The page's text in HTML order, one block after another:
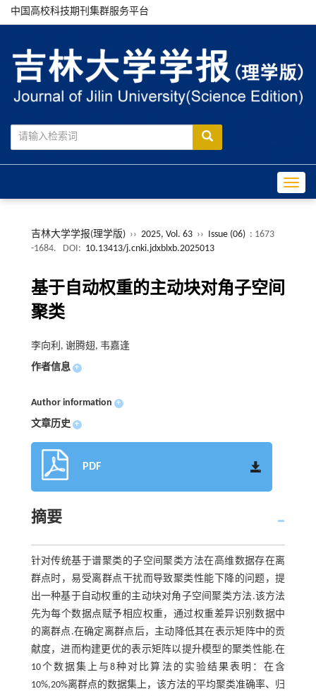
中国高校科技期刊集群服务平台
吉林大学学报(理学版) ›› 2025, Vol. 63 ›› Issue (06) : 1673
-1684.
DOI: 10.13413/j.cnki.jdxblxb.2025013
基于自动权重的主动块对角子空间
聚类
李向利, 谢腾翅, 韦嘉逢
作者信息 +
Author information +
文章历史 +
PDF
摘要
针对传统基于谱聚类的子空间聚类方法在高维数据存在离
群点时，易受离群点干扰而导致聚类性能下降的问题，提
出一种基于自动权重的主动块对角子空间聚类方法.该方法
先为每个数据点赋予相应权重，通过权重差异识别数据中
的离群点.在确定离群点后，主动降低其在表示矩阵中的贡
献度，进而构建更优的表示矩阵以提升模型的聚类性能.在
10个数据集上与8种对比算法的实验结果表明：在含
10%,20%离群点的数据集上，该方法的平均聚类准确率、归